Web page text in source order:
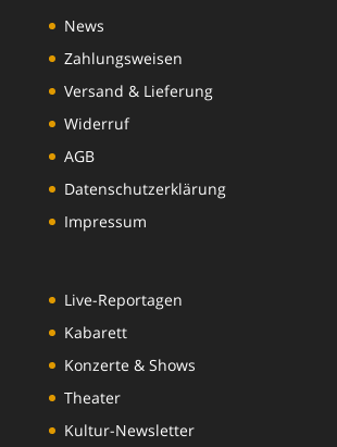
News
Zahlungsweisen
Versand & Lieferung
Widerruf
AGB
Datenschutzerklärung
Impressum
Live-Reportagen
Kabarett
Konzerte & Shows
Theater
Kultur-Newsletter